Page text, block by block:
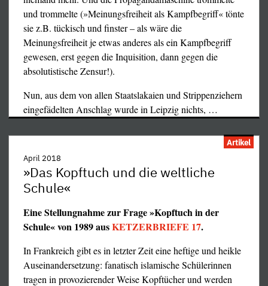
Und die muß erlaubt bleiben und sollte es endlich auch in
Deutschland werden, wo nach wie vor der schändliche
mittelalterliche Diktaturparagraph, wie Tucholsky ihn
nennt, § 166 StGB, existiert und vor gar nicht allzu langer
Zeit auch gerne angewendet wurde (siehe
Ketzerbriefe Nr.
65). In Deutschland wäre Mila mit bis zu 3 Jahren
Gefängnis bedroht und vielleicht schon längst verurteilt
Irland dagegen wurde im Oktober 2018 per
Volksabstimmung der Gotteslästerungsparagraph
abgeschafft. Deshalb fordern wir auch für Deutschland:
einen Gott gibt, soll er sich selber verteidigen!
Protection policière pour Mila, 16 ans, en danger de
mort pour avoir critiqué l’islam
und trommelte (»Meinungsfreiheit als Kampfbegriff« tönte
sie z.B. tückisch und finster – als wäre die
Meinungsfreiheit je etwas anderes als ein Kampfbegriff
gewesen, erst gegen die Inquisition, dann gegen die
absolutistische Zensur!).
Nun, aus dem von allen Staatslakaien und Strippenziehern
eingefädelten Anschlag wurde in Leipzig nichts, …
Artikel
April 2018
»Das Kopftuch und die weltliche
Schule«
Eine Stellungnahme zur Frage »Kopftuch in der
Schule« von 1989 ausKETZERBRIEFE 17.
In Frankreich gibt es in letzter Zeit eine heftige und heikle
Auseinandersetzung: fanatisch islamische Schülerinnen
tragen in provozierender Weise Kopftücher und werden